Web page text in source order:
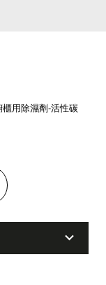
方便的居家生
櫃用除濕劑-活性碳